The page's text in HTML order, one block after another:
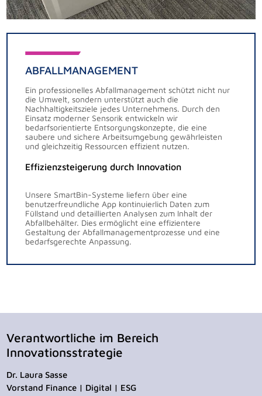
ABFALLMANAGEMENT
Ein professionelles Abfallmanagement schützt nicht nur
die Umwelt, sondern unterstützt auch die
Nachhaltigkeitsziele jedes Unternehmens. Durch den
Einsatz moderner Sensorik entwickeln wir
bedarfsorientierte Entsorgungskonzepte, die eine
saubere und sichere Arbeitsumgebung gewährleisten
und gleichzeitig Ressourcen effizient nutzen.
Effizienzsteigerung durch Innovation
Unsere SmartBin-Systeme liefern über eine
benutzerfreundliche App kontinuierlich Daten zum
Füllstand und detaillierten Analysen zum Inhalt der
Abfallbehälter. Dies ermöglicht eine effizientere
Gestaltung der Abfallmanagementprozesse und eine
bedarfsgerechte Anpassung.
Verantwortliche im Bereich
Innovationsstrategie
Dr. Laura Sasse
Vorstand Finance | Digital | ESG